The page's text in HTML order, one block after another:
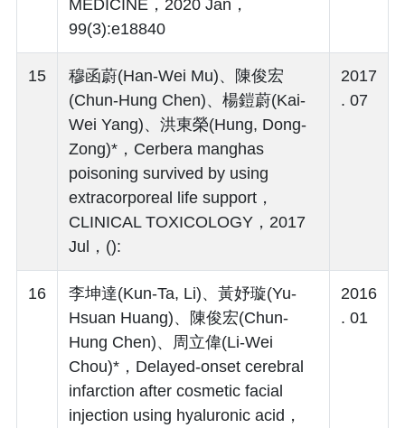
MEDICINE，2020 Jan，
99(3):e18840
15
穆函蔚(Han-Wei Mu)、陳俊宏
(Chun-Hung Chen)、楊鎧蔚(Kai-
Wei Yang)、洪東榮(Hung, Dong-
Zong)*，Cerbera manghas
poisoning survived by using
extracorporeal life support，
CLINICAL TOXICOLOGY，2017
Jul，():
2017
. 07
16
李坤達(Kun-Ta, Li)、黃妤璇(Yu-
Hsuan Huang)、陳俊宏(Chun-
Hung Chen)、周立偉(Li-Wei
Chou)*，Delayed-onset cerebral
infarction after cosmetic facial
injection using hyaluronic acid，
2016
. 01